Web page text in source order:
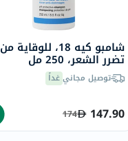
شامبو كيه 18، للوقاية من
تضرر الشعر، 250 مل
توصيل مجانيغداً
147.90
174